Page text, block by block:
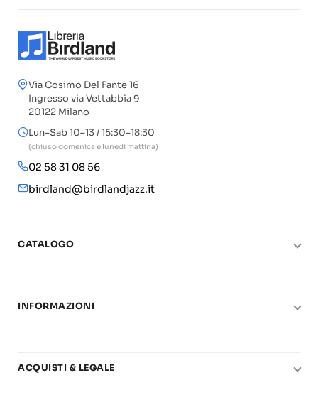
Via Cosimo Del Fante 16
Ingresso via Vettabbia 9
20122 Milano
Lun–Sab 10–13 / 15:30–18:30
(chiuso domenica e lunedì mattina)
02 58 31 08 56
birdland@birdlandjazz.it
CATALOGO
Chitarra
Basi play-along
INFORMAZIONI
Carta del Docente
ACQUISTI & LEGALE